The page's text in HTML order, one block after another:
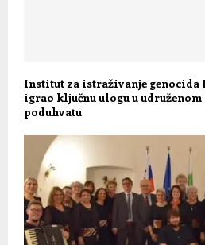
Institut za istraživanje genocida
igrao ključnu ulogu u
poduhvatu